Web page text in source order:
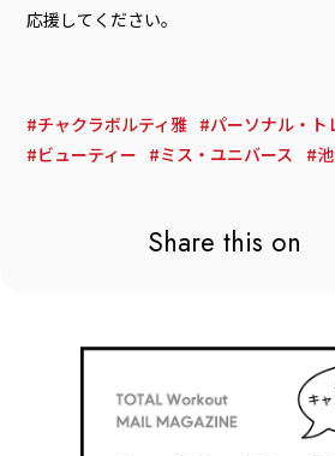
応援してください。
チャクラボルティ雅
パーソナル・ト
ビューティー
ミス・ユニバース
Share this on